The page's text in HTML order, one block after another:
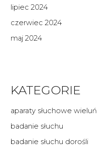
lipiec 2024
czerwiec 2024
maj 2024
KATEGORIE
aparaty słuchowe wieluń
badanie słuchu
badanie słuchu dorośli